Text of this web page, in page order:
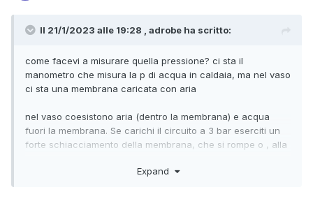
Il 21/1/2023 alle 19:28 , adrobe ha scritto:
come facevi a misurare quella pressione? ci sta il
manometro che misura la p di acqua in caldaia, ma nel vaso
ci sta una membrana caricata con aria
nel vaso coesistono aria (dentro la membrana) e acqua
fuori la membrana. Se carichi il circuito a 3 bar eserciti un
forte schiacciamento della membrana, che si rompe o , alla
Expand